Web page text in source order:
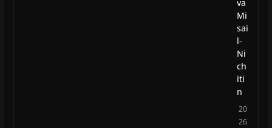
va
Mi
sai
l-
Ni
ch
iti
n
20
26